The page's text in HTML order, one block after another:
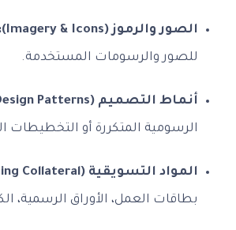
الصور والرموز (Imagery & Icons):
للصور والرسومات المستخدمة.
أنماط التصميم (Design Patterns):
الرسومية المتكررة أو التخطيطات
المواد التسويقية (Marketing Collateral):
بطاقات العمل، الأوراق الرسمية،